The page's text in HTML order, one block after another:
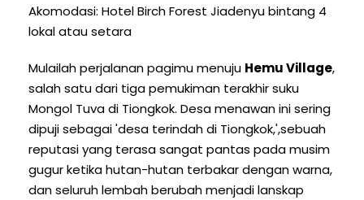
Akomodasi: Hotel Birch Forest Jiadenyu bintang 4
lokal atau setara
Mulailah perjalanan pagimu menuju Hemu Village,
salah satu dari tiga pemukiman terakhir suku
Mongol Tuva di Tiongkok. Desa menawan ini sering
dipuji sebagai 'desa terindah di Tiongkok,',sebuah
reputasi yang terasa sangat pantas pada musim
gugur ketika hutan-hutan terbakar dengan warna,
dan seluruh lembah berubah menjadi lanskap